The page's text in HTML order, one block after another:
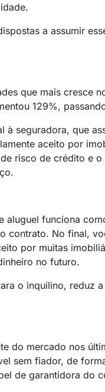
a assumir
que mais cresce
129%,
à seguradora, que
aceito por
risco de crédito e
aluguel funciona
contrato. No final,
por muitas
no futuro.
o inquilino, reduz
do mercado nos
sem fiador, de
de garantidora do